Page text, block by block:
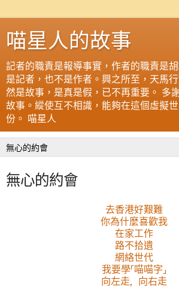
喵星人的故事
記者的職責是報導事實，作者的職責是
是記者，也不是作者。興之所至，天馬
然是故事，是真是假，已不再重要。 多
故事。縱使互不相識，能夠在這個虛擬
份。 喵星人
無心的約會
去香港好艱難
你為什麼喜歡我
在家工作
路不拾遺
網絡世代
我要學「喵喵字」
向左走，向右走